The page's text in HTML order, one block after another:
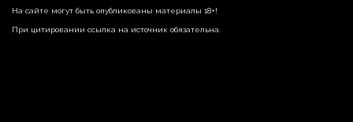
На сайте могут быть опубликованы материалы 18+!
При цитировании ссылка на источник обязательна.